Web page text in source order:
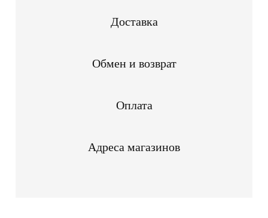
Доставка
Обмен и возврат
Оплата
Адреса магазинов